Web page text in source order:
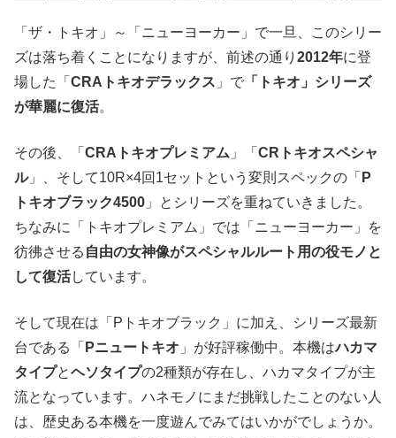
「ザ・トキオ」～「ニューヨーカー」で一旦、このシリー
ズは落ち着くことになりますが、前述の通り 2012年に登
場した「 CRAトキオデラックス 」で 「トキオ」シリーズ
が華麗に復活。
その後、「 CRAトキオプレミアム 」「 CRトキオスペシャ
ル」、そして10R×4回1セットという変則スペックの「 P
トキオブラック4500 」とシリーズを重ねていきました。
ちなみに「トキオプレミアム」では「ニューヨーカー」を
彷彿させる 自由の女神像がスペシャルルート用の役モノと
して復活しています。
そして現在は「Pトキオブラック」に加え、シリーズ最新
台である「 Pニュートキオ 」が好評稼働中。本機はハカマ
タイプとヘソタイプの2種類が存在し、ハカマタイプが主
流となっています。ハネモノにまだ挑戦したことのない人
は、歴史ある本機を一度遊んでみてはいかがでしょうか。